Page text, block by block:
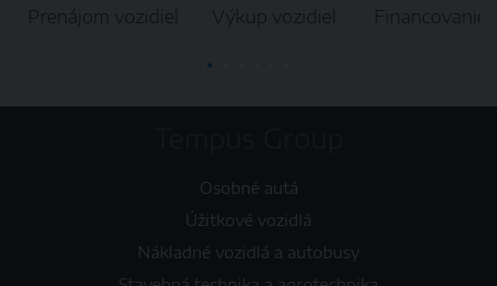
Prenájom vozidiel Výkup vozidiel Financovanie
Osobné autá
Úžitkové vozidlá
Nákladné vozidlá a autobusy